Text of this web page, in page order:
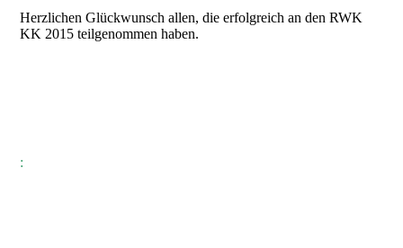
Herzlichen Glückwunsch allen, die erfolgreich an den RWK
KK 2015 teilgenommen haben.
: